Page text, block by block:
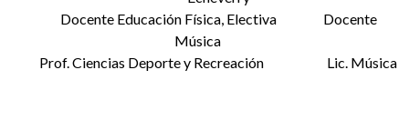
Docente Educación Física, Electiva Docente
Música
Prof. Ciencias Deporte y Recreación Lic. Música